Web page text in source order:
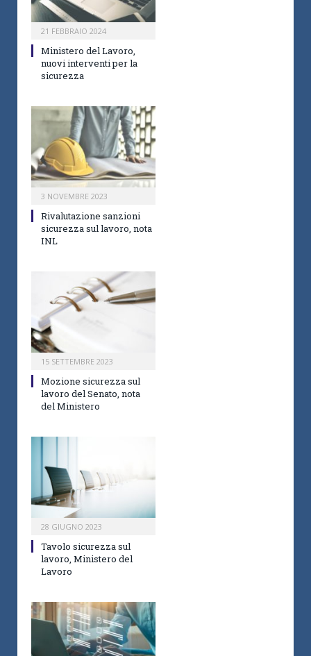
21 FEBBRAIO 2024
Ministero del Lavoro,
nuovi interventi per la
sicurezza
3 NOVEMBRE 2023
Rivalutazione sanzioni
sicurezza sul lavoro, nota
INL
15 SETTEMBRE 2023
Mozione sicurezza sul
lavoro del Senato, nota
del Ministero
28 GIUGNO 2023
Tavolo sicurezza sul
lavoro, Ministero del
Lavoro